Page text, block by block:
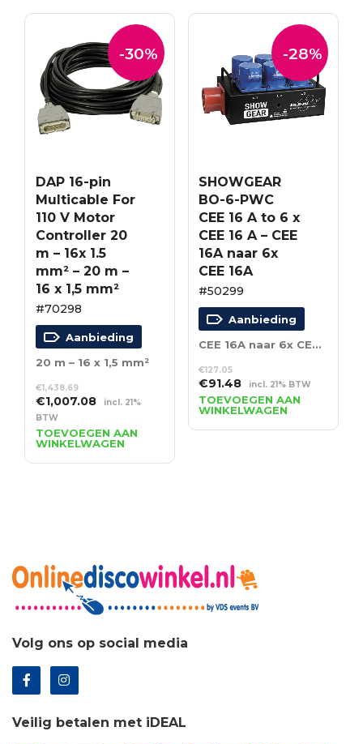
-30%
DAP 16-pin
Multicable For
110 V Motor
Controller 20
m – 16x 1.5
mm² – 20 m –
16 x 1,5 mm²
#70298
Aanbieding
20 m – 16 x 1,5 mm²
€1,438.69
Oorspronkelijke
prijs
was:
€1,438.69.
€1,007.08Huidige
is:
€1,007.08.
incl. 21%
BTW
TOEVOEGEN AAN
WINKELWAGEN
-28%
SHOWGEAR
BO-6-PWC
CEE 16 A to 6 x
CEE 16 A – CEE
16A naar 6x
CEE 16A
#50299
Aanbieding
CEE 16A naar 6x CEE 16A
€127.05
Oorspronkelijke
prijs
was:
€127.05.
€91.48Huidige
prijs
is:
€91.48.
incl. 21% BTW
TOEVOEGEN AAN
WINKELWAGEN
Volg ons op social media
Veilig betalen met iDEAL